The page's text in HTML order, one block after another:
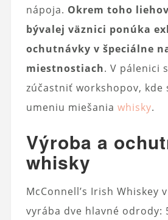
nápoja. Okrem toho
bývalej väznici ponúka
ochutnávky v špeciálne
miestnostiach. V pálenici
zúčastniť workshopov, kde
umeniu miešania whisky.
Výroba a
whisky
McConnell’s Irish Whiskey
vyrába dve hlavné odrody: